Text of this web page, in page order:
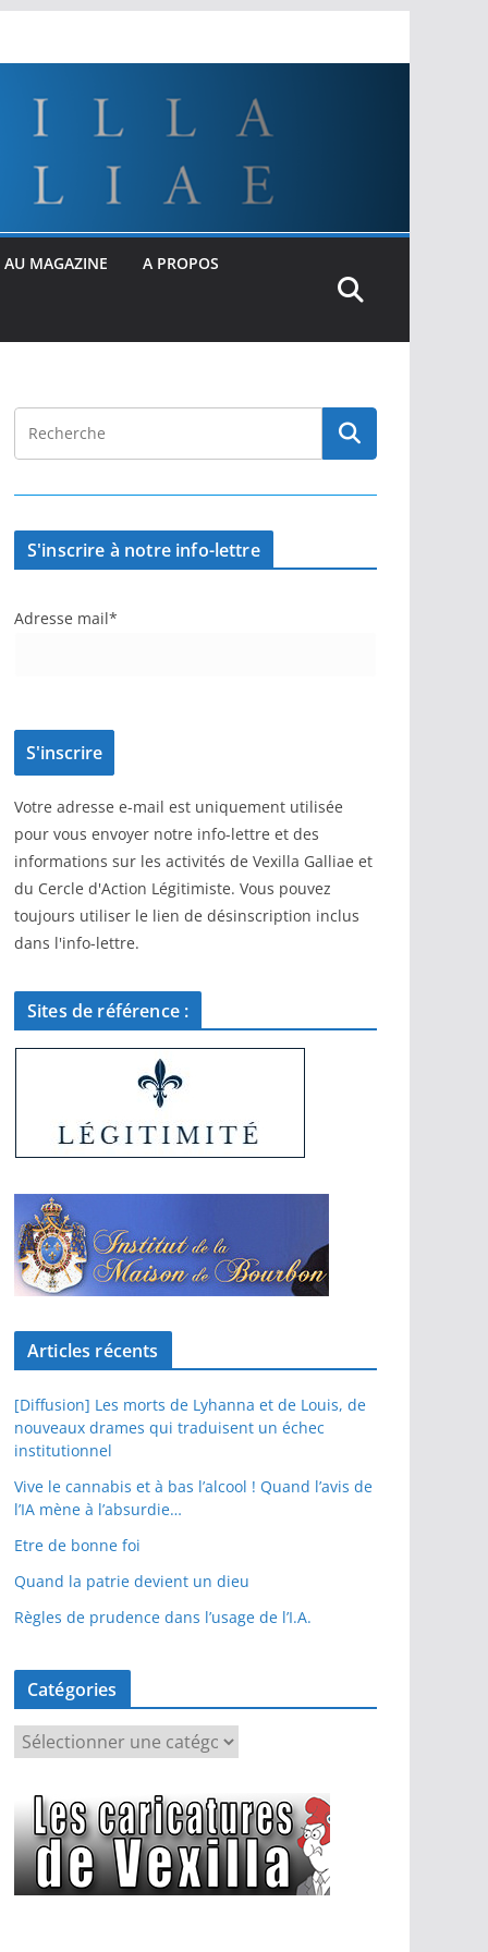
AU MAGAZINE A PROPOS
S'inscrire à notre info-lettre
Adresse mail*
Votre adresse e-mail est uniquement utilisée
pour vous envoyer notre info-lettre et des
informations sur les activités de Vexilla Galliae et
du Cercle d'Action Légitimiste. Vous pouvez
toujours utiliser le lien de désinscription inclus
dans l'info-lettre.
Sites de référence :
Articles récents
[Diffusion] Les morts de Lyhanna et de Louis, de
nouveaux drames qui traduisent un échec
institutionnel
Vive le cannabis et à bas l’alcool ! Quand l’avis de
l’IA mène à l’absurdie…
Etre de bonne foi
Quand la patrie devient un dieu
Règles de prudence dans l’usage de l’I.A.
Catégories
é
g
o
r